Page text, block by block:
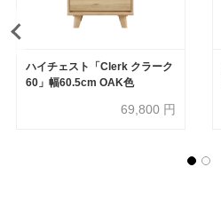
ハイチェスト「Clerk クラーク
60」幅60.5cm OAK色
69,800 円